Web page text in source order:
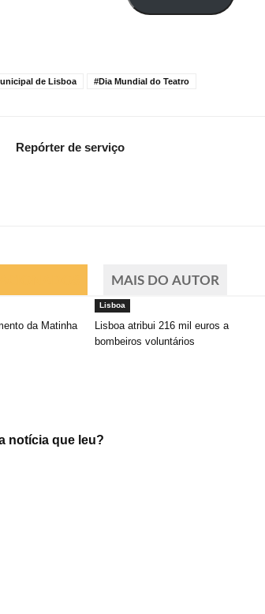
de Lisboa #Dia Mundial do Teatro
Repórter de serviço
MAIS DO AUTOR
da Matinha
Lisboa
Lisboa atribui 216 mil euros a
bombeiros voluntários
notícia que leu?